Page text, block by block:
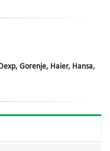
, Gorenje, Haier, Hansa,